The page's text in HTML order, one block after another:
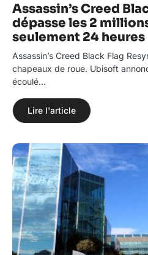
Assassin’s Creed
dépasse les 2
seulement 24 heures
Assassin’s Creed Black Flag
chapeaux de roue. Ubisoft
écoulé…
Lire l'article